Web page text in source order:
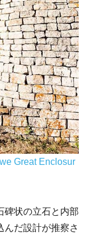
Great Enclosur
碑状の立石と内部
んだ設計が推察さ